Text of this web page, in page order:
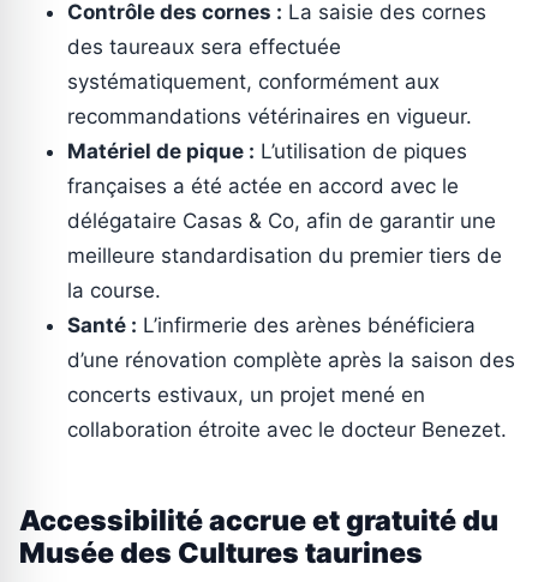
Contrôle des cornes : La saisie des cornes
des taureaux sera effectuée
systématiquement, conformément aux
recommandations vétérinaires en vigueur.
Matériel de pique : L’utilisation de piques
françaises a été actée en accord avec le
délégataire Casas & Co, afin de garantir une
meilleure standardisation du premier tiers de
la course.
Santé : L’infirmerie des arènes bénéficiera
d’une rénovation complète après la saison des
concerts estivaux, un projet mené en
collaboration étroite avec le docteur Benezet.
Accessibilité accrue et gratuité du
Musée des Cultures taurines